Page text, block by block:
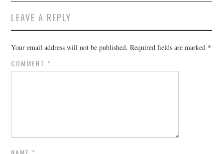
LEAVE A REPLY
Your email address will not be published. Required fields are marked *
COMMENT *